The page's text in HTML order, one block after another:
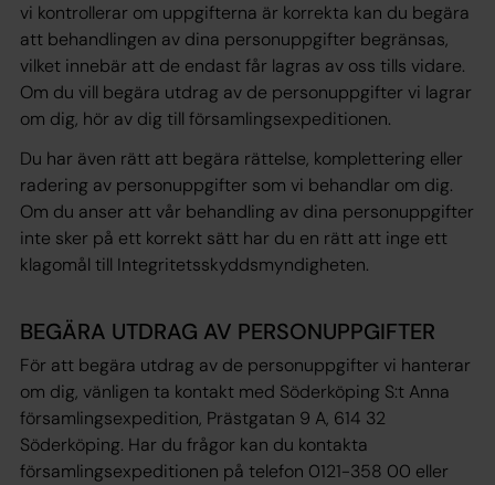
vi kontrollerar om uppgifterna är korrekta kan du begära
att behandlingen av dina personuppgifter begränsas,
vilket innebär att de endast får lagras av oss tills vidare.
Om du vill begära utdrag av de personuppgifter vi lagrar
om dig, hör av dig till församlingsexpeditionen.
Du har även rätt att begära rättelse, komplettering eller
radering av personuppgifter som vi behandlar om dig.
Om du anser att vår behandling av dina personuppgifter
inte sker på ett korrekt sätt har du en rätt att inge ett
klagomål till Integritetsskyddsmyndigheten.
BEGÄRA UTDRAG AV PERSONUPPGIFTER
För att begära utdrag av de personuppgifter vi hanterar
om dig, vänligen ta kontakt med Söderköping S:t Anna
församlingsexpedition, Prästgatan 9 A, 614 32
Söderköping. Har du frågor kan du kontakta
församlingsexpeditionen på telefon 0121-358 00 eller